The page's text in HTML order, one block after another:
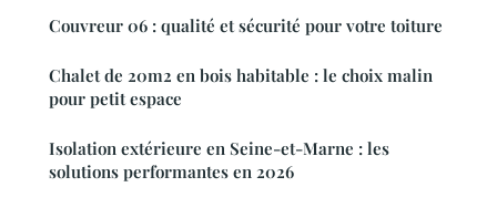
Couvreur 06 : qualité et sécurité pour votre toiture
Chalet de 20m2 en bois habitable : le choix malin
pour petit espace
Isolation extérieure en Seine-et-Marne : les
solutions performantes en 2026